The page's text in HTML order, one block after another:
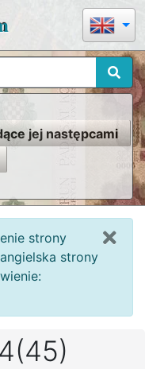
jej następcami
strony
strony